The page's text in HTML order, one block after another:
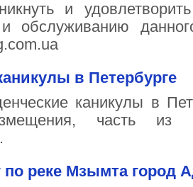
и
обслуживанию
в Петербурге
каникулы в
часть
реке Мзымта город